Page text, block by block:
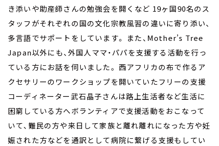
き添いや助産師さんの勉強会を開くなど 19ヶ国90名のス
タッフがそれぞれの国の文化宗教風習の違いに寄り添い、
多言語でサポートをしています。 また、Mother’s Tree
Japan以外にも、外国人ママ・パパを支援する活動を行っ
ている方にお話を伺いました。 西アフリカの布で作るア
クセサリーのワークショップを開いていたフリーの支援
コーディネーター武石晶子さんは路上生活者など生活に
困窮している方へボランティアで支援活動をおこなって
いて、難民の方や来日して家族と離れ離れになった方や妊
娠された方などを通訳として病院に繋げる支援もしてい